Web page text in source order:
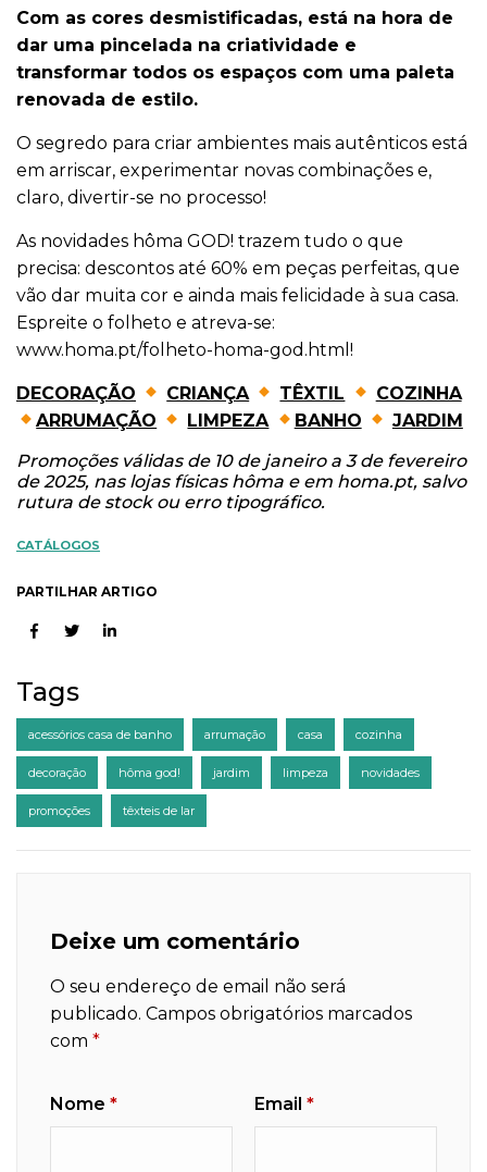
Com as cores desmistificadas, está na hora de
dar uma pincelada na criatividade e
transformar todos os espaços com uma paleta
renovada de estilo.
O segredo para criar ambientes mais autênticos está
em arriscar, experimentar novas combinações e,
claro, divertir-se no processo!
As novidades hôma GOD! trazem tudo o que
precisa: descontos até 60% em peças perfeitas, que
vão dar muita cor e ainda mais felicidade à sua casa.
Espreite o folheto e atreva-se:
www.homa.pt/folheto-homa-god.html !
DECORAÇÃO CRIANÇA TÊXTIL
COZINHA
ARRUMAÇÃO
LIMPEZA BANHO
JARDIM
Promoções válidas de 10 de janeiro a 3 de fevereiro
de 2025, nas lojas físicas hôma e em homa.pt, salvo
rutura de stock ou erro tipográfico.
CATÁLOGOS
PARTILHAR ARTIGO
Tags
acessórios casa de banho arrumação casa cozinha
decoração hôma god! jardim limpeza novidades
promoções têxteis de lar
Deixe um comentário
O seu endereço de email não será
publicado. Campos obrigatórios marcados
com *
Nome * Email *